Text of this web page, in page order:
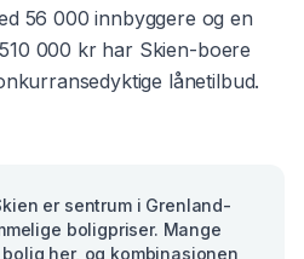
56 000 innbyggere og en
510 000 krhar Skien-boere
lånetilbud.
er sentrum i Grenland-
boligpriser. Mange
her, og kombinasjonen